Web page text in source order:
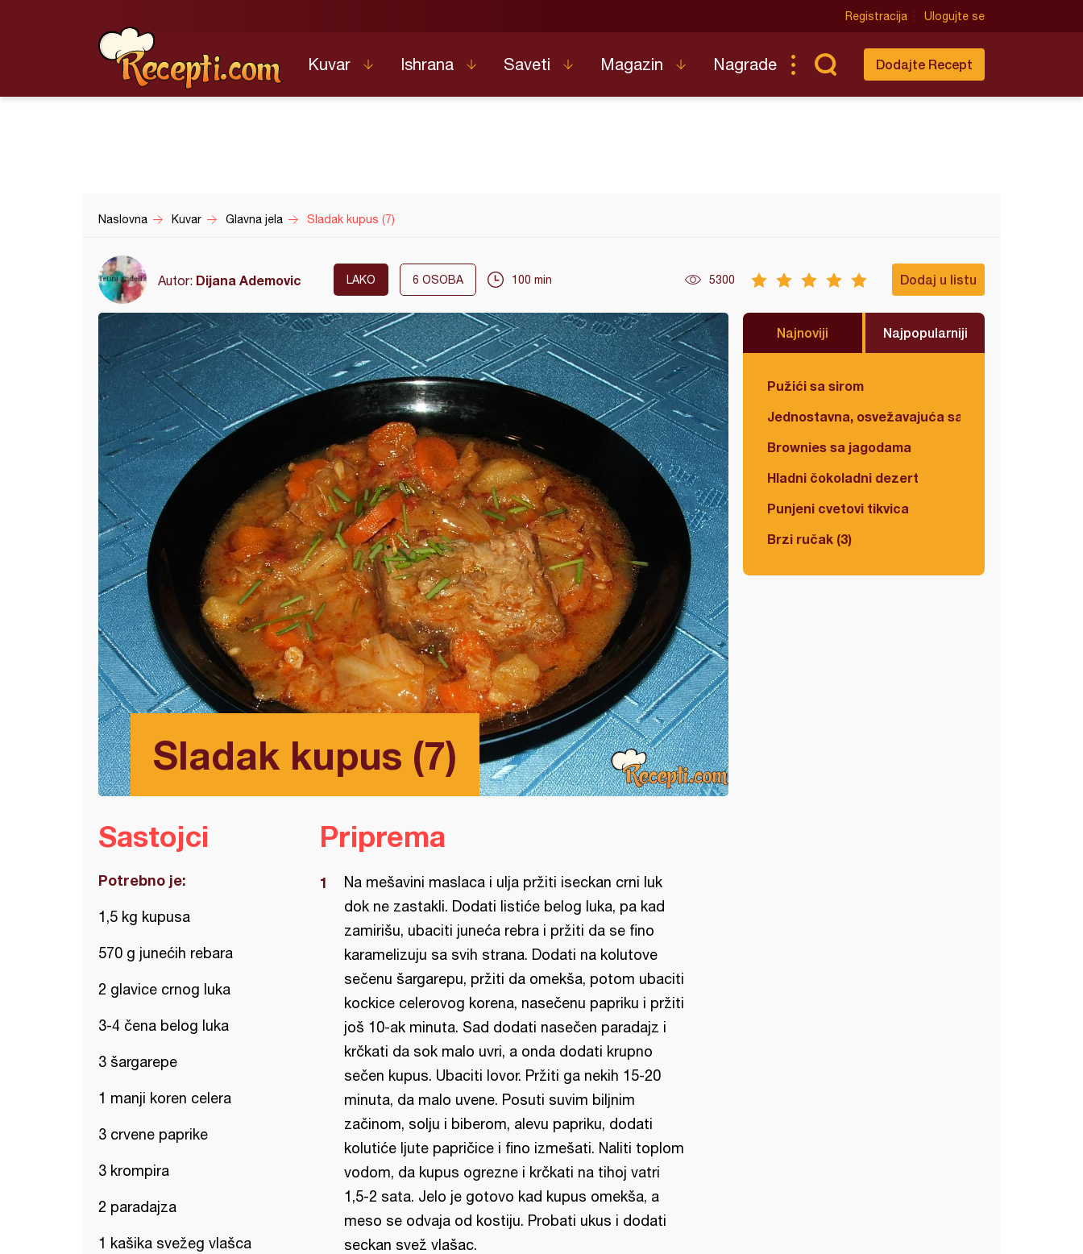
Registracija Ulogujte se
Kuvar Ishrana Saveti Magazin Nagrade Dodajte Recept
Naslovna Kuvar Glavna jela Sladak kupus (7)
Autor: Dijana Ademovic LAKO 6 OSOBA 100 min 5300 Dodaj u listu
Sladak kupus (7)
Najnoviji Najpopularniji
Pužići sa sirom
Jednostavna, osvežavajuća salata
Brownies sa jagodama
Hladni čokoladni dezert
Punjeni cvetovi tikvica
Brzi ručak (3)
Sastojci
Potrebno je:
1,5 kg kupusa
570 g junećih rebara
2 glavice crnog luka
3-4 čena belog luka
3 šargarepe
1 manji koren celera
3 crvene paprike
3 krompira
2 paradajza
1 kašika svežeg vlašca
Priprema
Na mešavini maslaca i ulja pržiti iseckan crni luk
dok ne zastakli. Dodati listiće belog luka, pa kad
zamirišu, ubaciti juneća rebra i pržiti da se fino
karamelizuju sa svih strana. Dodati na kolutove
sečenu šargarepu, pržiti da omekša, potom ubaciti
kockice celerovog korena, nasečenu papriku i pržiti
još 10-ak minuta. Sad dodati nasečen paradajz i
krčkati da sok malo uvri, a onda dodati krupno
sečen kupus. Ubaciti lovor. Pržiti ga nekih 15-20
minuta, da malo uvene. Posuti suvim biljnim
začinom, solju i biberom, alevu papriku, dodati
kolutiće ljute papričice i fino izmešati. Naliti toplom
vodom, da kupus ogrezne i krčkati na tihoj vatri
1,5-2 sata. Jelo je gotovo kad kupus omekša, a
meso se odvaja od kostiju. Probati ukus i dodati
seckan svež vlašac.